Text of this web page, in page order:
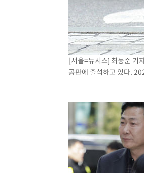
[서울=뉴시스] 최동준 기
공판에 출석하고 있다.